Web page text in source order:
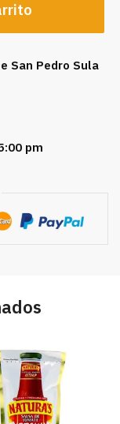
San Pedro Sula
pm